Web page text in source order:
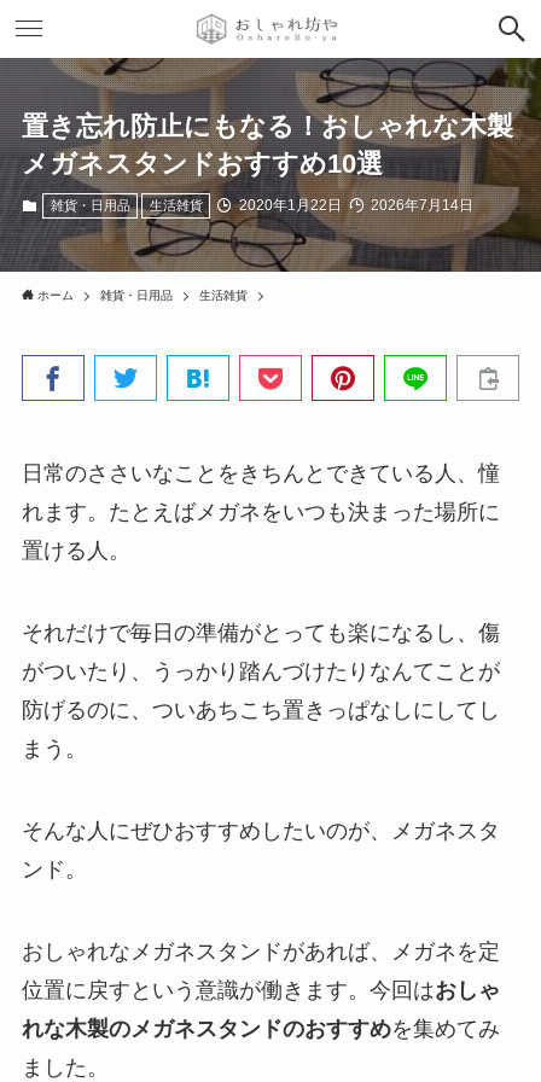
置き忘れ防止にもなる！おしゃれな木製
メガネスタンドおすすめ10選
雑貨・日用品 生活雑貨 2020年1月22日 2026年7月14日
ホーム 雑貨・日用品 生活雑貨
日常のささいなことをきちんとできている人、憧
れます。たとえばメガネをいつも決まった場所に
置ける人。
それだけで毎日の準備がとっても楽になるし、傷
がついたり、うっかり踏んづけたりなんてことが
防げるのに、ついあちこち置きっぱなしにしてし
まう。
そんな人にぜひおすすめしたいのが、メガネスタ
ンド。
おしゃれなメガネスタンドがあれば、メガネを定
位置に戻すという意識が働きます。今回はおしゃ
れな木製のメガネスタンドのおすすめを集めてみ
ました。